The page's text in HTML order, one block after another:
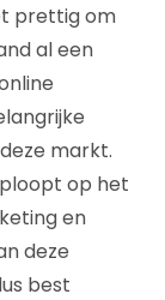
prettig om
al een
markt.
op het
en
deze
best